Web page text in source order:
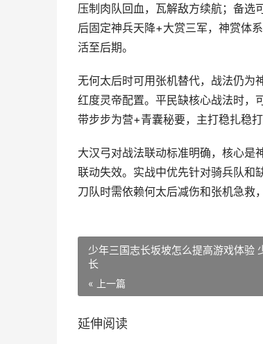
压制肉队回血，瓦解敌方续航；备选
后固定神兵天降+大赏三军，神赏体
活至后期。
无何太后时可用张机替代，战法仍为
红度灵帝配置。平民缺核心战法时，
带步步为营+青囊秘要，主打稳扎稳
大汉弓对战法联动标准明确，核心是
联动失效。实战中优先针对骑兵队和
刀队时需依赖何太后减伤和张机急救
少年三国志长坂坡怎么提高游戏体验
长
« 上一篇
延伸阅读